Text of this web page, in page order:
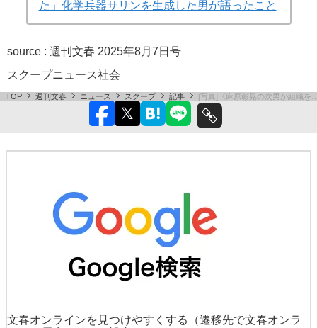
た」化学兵器サリンを生成した男が語ったこと
source : 週刊文春 2025年8月7日号
スクープニュース社会
TOP 週刊文春 ニュース スクープ 記事 [写真]《麻原彰晃の次男が組織を
文春オンラインを見つけやすくする
（遷移先で文春オンラ